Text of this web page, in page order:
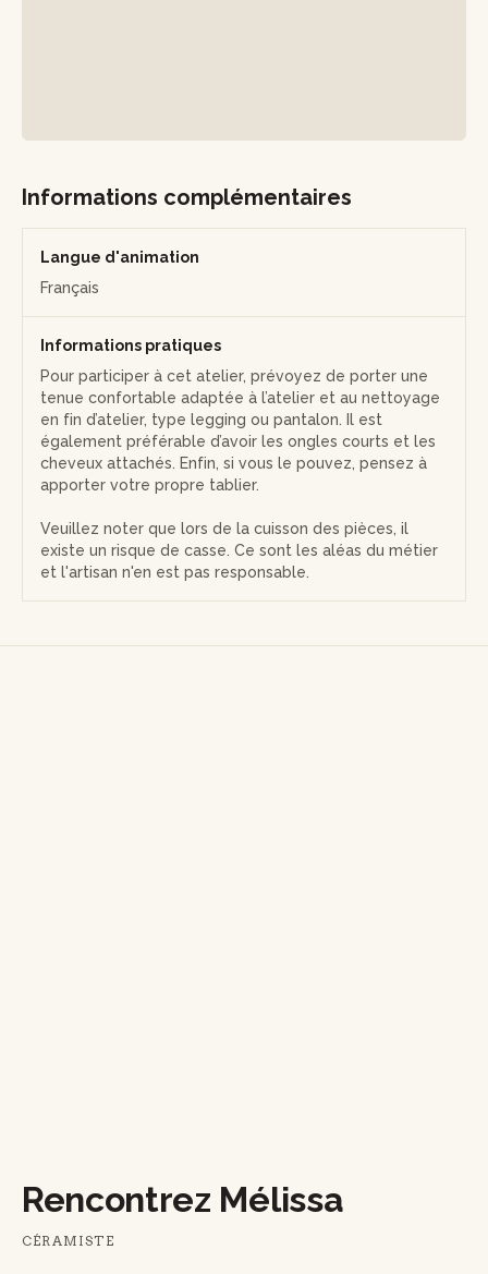
Informations complémentaires
Langue d'animation
Français
Informations pratiques
Pour participer à cet atelier, prévoyez de porter une
tenue confortable adaptée à l’atelier et au nettoyage
en fin d’atelier, type legging ou pantalon. Il est
également préférable d’avoir les ongles courts et les
cheveux attachés. Enfin, si vous le pouvez, pensez à
apporter votre propre tablier.
Veuillez noter que lors de la cuisson des pièces, il
existe un risque de casse. Ce sont les aléas du métier
et l'artisan n'en est pas responsable.
Rencontrez Mélissa
CÉRAMISTE